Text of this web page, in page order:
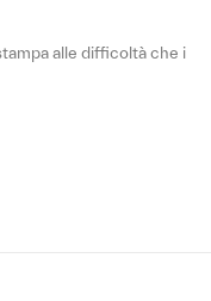
alle difficoltà che i